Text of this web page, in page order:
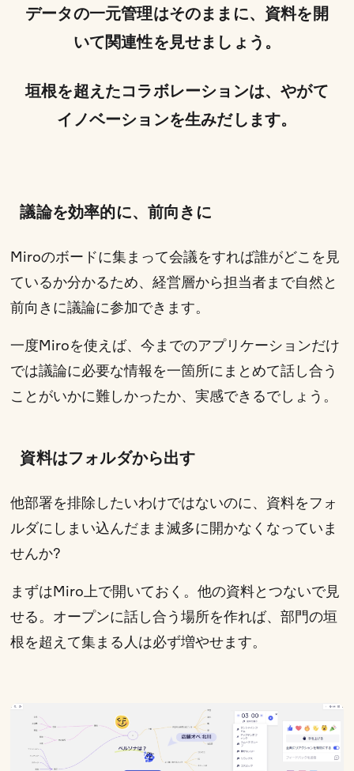
データの一元管理はそのままに、資料を開
いて関連性を見せましょう。
垣根を超えたコラボレーションは、やがて
イノベーションを生みだします。
議論を効率的に、前向きに
Miroのボードに集まって会議をすれば誰がどこを見
ているか分かるため、経営層から担当者まで自然と
前向きに議論に参加できます。
一度Miroを使えば、今までのアプリケーションだけ
では議論に必要な情報を一箇所にまとめて話し合う
ことがいかに難しかったか、実感できるでしょう。
資料はフォルダから出す
他部署を排除したいわけではないのに、資料をフォ
ルダにしまい込んだまま滅多に開かなくなっていま
せんか?
まずはMiro上で開いておく。他の資料とつないで見
せる。オープンに話し合う場所を作れば、部門の垣
根を超えて集まる人は必ず増やせます。